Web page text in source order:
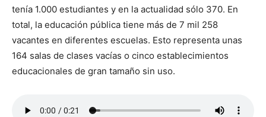
tenía 1.000 estudiantes y en la actualidad sólo 370. En
total, la educación pública tiene más de 7 mil 258
vacantes en diferentes escuelas. Esto representa unas
164 salas de clases vacías o cinco establecimientos
educacionales de gran tamaño sin uso.